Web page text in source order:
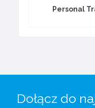
Personal
Dołącz do